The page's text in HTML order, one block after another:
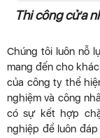
Thi công cửa
Chúng tôi luôn nỗ
mang đến cho
của công ty thể
nghiệm và công
có sự kết hợp
nghiệp để luôn